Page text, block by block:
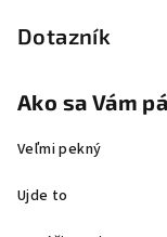
Dotazník
Ako sa Vám
Veľmi pekný
Ujde to